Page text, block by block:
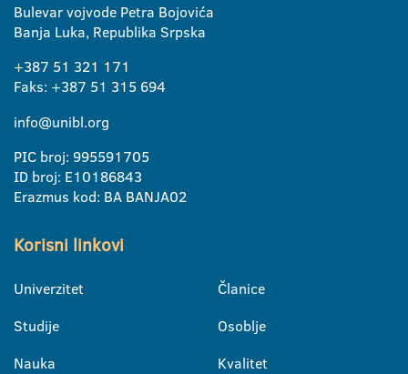
Bulevar vojvode Petra Bojovića
Banja Luka, Republika Srpska
+387 51 321 171
Faks: +387 51 315 694
info@unibl.org
PIC broj: 995591705
ID broj: E10186843
Erazmus kod: BA BANJA02
Korisni linkovi
Univerzitet
Studije
Nauka
Članice
Osoblje
Kvalitet